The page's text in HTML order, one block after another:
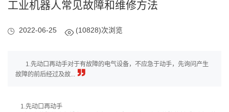
工业机器人常见故障和维修方法
2022-06-25 (10828)次浏览
1.先动口再动手对于有故障的电气设备，不应急于动手，先询问产生
故障的前后经过及故...
1.先动口再动手